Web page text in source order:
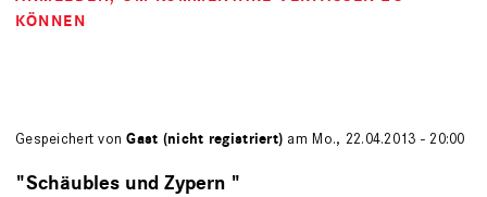
KÖNNEN
Gespeichert vonGast (nicht registriert) am Mo., 22.04.2013 - 20:00
"Schäubles und Zypern "